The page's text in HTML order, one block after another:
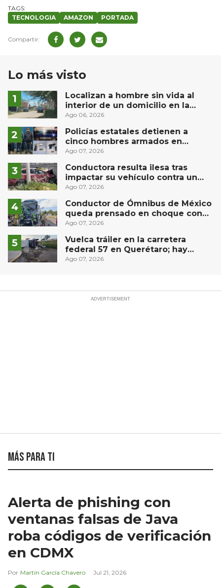
TECNOLOGIA AMAZON PORTADA
Lo más visto
Localizan a hombre sin vida al
interior de un domicilio en la
comunidad El Rodeo, San Juan del
Ago 06, 2026
Policías estatales detienen a
cinco hombres armados en
Puebla capital
Ago 07, 2026
Conductora resulta ilesa tras
impactar su vehículo contra un
muro en Huimilpan
Ago 07, 2026
Conductor de Ómnibus de México
queda prensado en choque con
materialista en San Juan del Río
Ago 07, 2026
Vuelca tráiler en la carretera
federal 57 en Querétaro; hay
derrame de combustible
Ago 07, 2026
Más para ti
Alerta de phishing con
ventanas falsas de Java
roba códigos de verificación
en CDMX
Martín García Chavero Jul 21, 2026